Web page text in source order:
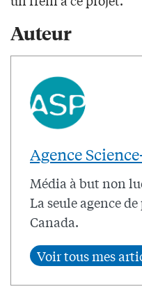
Auteur
Agence
Média à but non
La seule agence
Canada.